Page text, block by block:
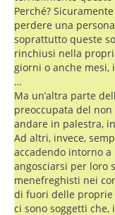
Perché?
perdere una
soprattutto queste
rinchiusi nella
giorni o anche
…
Ma un’altra parte
preoccupata del
andare in palestra,
Ad altri, invece,
accadendo intorno
angosciarsi per loro
menefreghisti nei
di fuori delle proprie
ci sono soggetti